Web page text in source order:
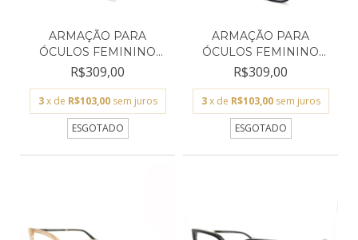
ARMAÇÃO PARA
ÓCULOS FEMININO
EMPÓRIO GLA...
R$309,00
3 x de R$103,00 sem juros
ESGOTADO
ARMAÇÃO PARA
ÓCULOS FEMININO
EMPÓRIO GLA...
R$309,00
3 x de R$103,00 sem juros
ESGOTADO